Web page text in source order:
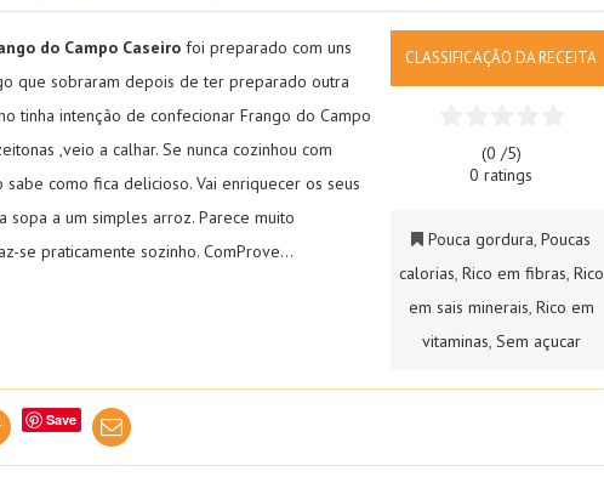
do Campo Caseiro foi preparado com uns
que sobraram depois de ter preparado outra
tinha intenção de confecionar Frango do Campo
,veio a calhar. Se nunca cozinhou com
sabe como fica delicioso. Vai enriquecer os seus
sopa a um simples arroz. Parece muito
se praticamente sozinho. ComProve…
CLASSIFICAÇÃO DA RECEITA
(0 /5)
0 ratings
Pouca gordura,Poucas
calorias, Rico em fibras, Rico
em sais minerais, Rico em
vitaminas, Sem açucar
Save